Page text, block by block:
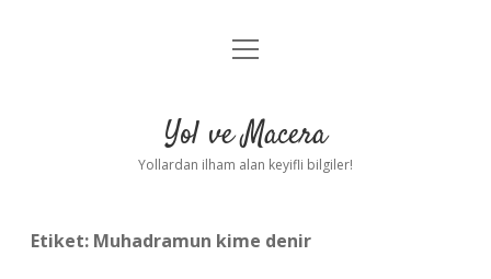
Anasayfa
Yasal Uyarı
menüyü
Yol ve Macera
Yollardan ilham alan keyifli bilgiler!
Etiket: Muhadramun kime denir